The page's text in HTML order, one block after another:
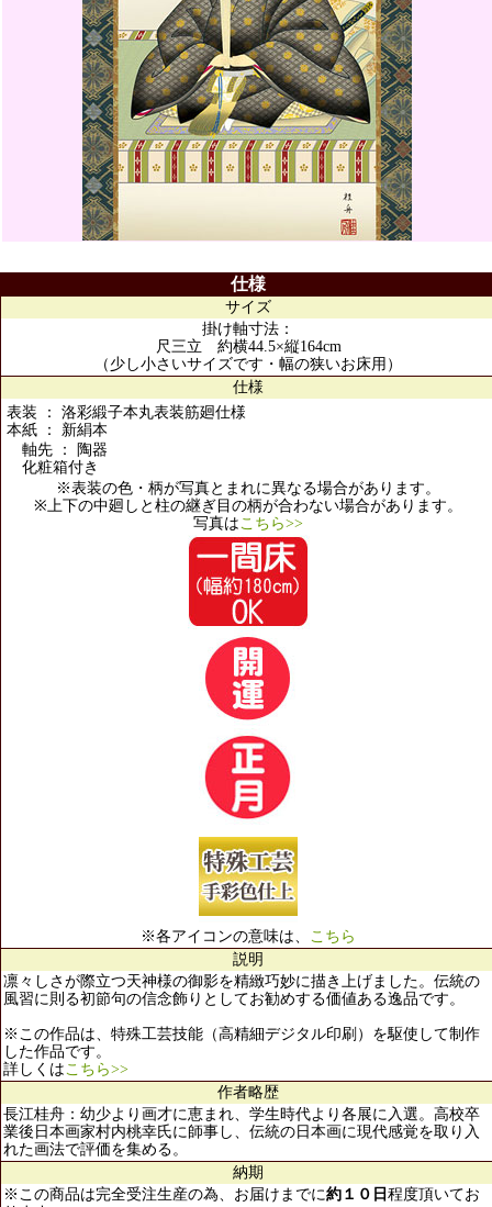
仕様
サイズ
掛け軸寸法：
尺三立 約横44.5×縦164cm
（少し小さいサイズです・幅の狭いお床用）
仕様
表装 ： 洛彩緞子本丸表装筋廻仕様
本紙 ： 新絹本
軸先 ： 陶器
化粧箱付き
※表装の色・柄が写真とまれに異なる場合があります。
※上下の中廻しと柱の継ぎ目の柄が合わない場合があります。
写真はこちら>>
※各アイコンの意味は、 こちら
説明
凛々しさが際立つ天神様の御影を精緻巧妙に描き上げました。伝統の
風習に則る初節句の信念飾りとしてお勧めする価値ある逸品です。
※この作品は、特殊工芸技能（高精細デジタル印刷）を駆使して制作
した作品です。
詳しくはこちら>>
作者略歴
長江桂舟：幼少より画才に恵まれ、学生時代より各展に入選。高校卒
業後日本画家村内桃幸氏に師事し、伝統の日本画に現代感覚を取り入
れた画法で評価を集める。
納期
※この商品は完全受注生産の為、お届けまでに約１０日 程度頂いてお